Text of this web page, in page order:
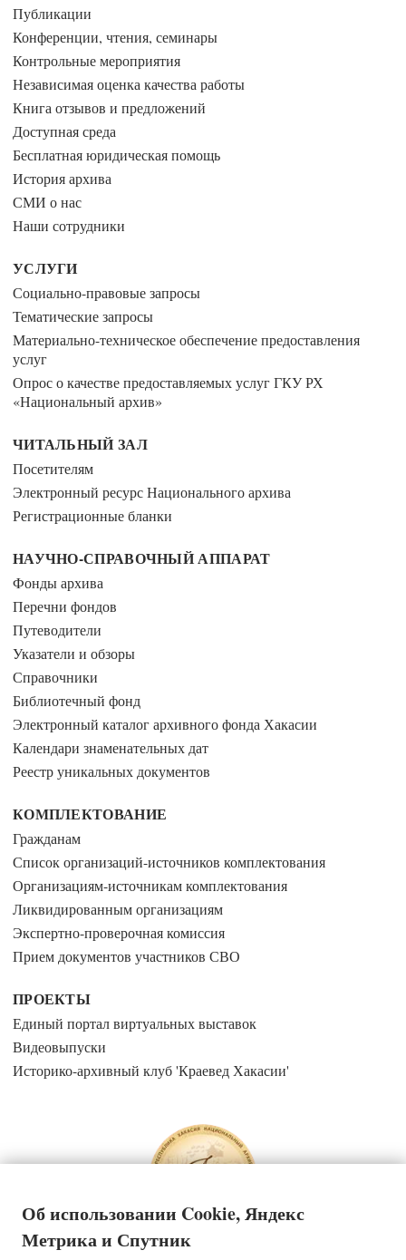
Публикации
Конференции, чтения, семинары
Контрольные мероприятия
Независимая оценка качества работы
Книга отзывов и предложений
Доступная среда
Бесплатная юридическая помощь
История архива
СМИ о нас
Наши сотрудники
УСЛУГИ
Социально-правовые запросы
Тематические запросы
Материально-техническое обеспечение предоставления
услуг
Опрос о качестве предоставляемых услуг ГКУ РХ
«Национальный архив»
ЧИТАЛЬНЫЙ ЗАЛ
Посетителям
Электронный ресурс Национального архива
Регистрационные бланки
НАУЧНО-СПРАВОЧНЫЙ АППАРАТ
Фонды архива
Перечни фондов
Путеводители
Указатели и обзоры
Справочники
Библиотечный фонд
Электронный каталог архивного фонда Хакасии
Календари знаменательных дат
Реестр уникальных документов
КОМПЛЕКТОВАНИЕ
Гражданам
Список организаций-источников комплектования
Организациям-источникам комплектования
Ликвидированным организациям
Экспертно-проверочная комиссия
Прием документов участников СВО
ПРОЕКТЫ
Единый портал виртуальных выставок
Видеовыпуски
Историко-архивный клуб 'Краевед Хакасии'
Об использовании Cookie, Яндекс
Метрика и Спутник